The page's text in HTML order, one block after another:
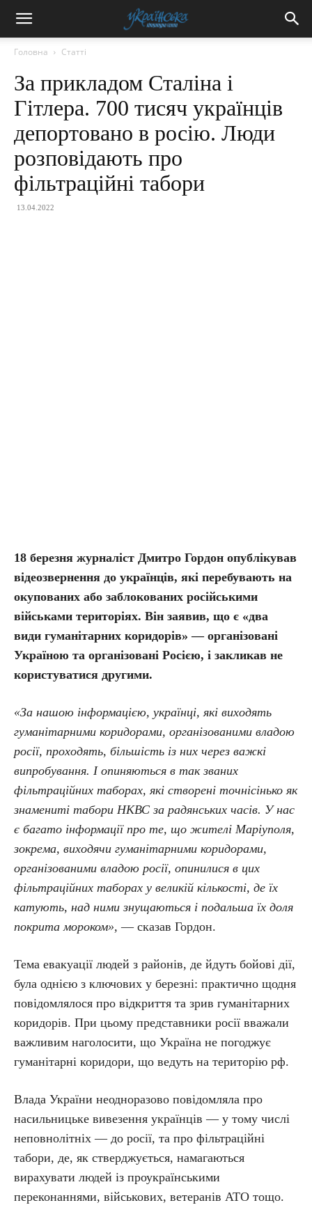
Головна Статті
За прикладом Сталіна і
Гітлера. 700 тисяч українців
депортовано в росію. Люди
розповідають про
фільтраційні табори
13.04.2022
18 березня журналіст Дмитро Гордон опублікував
відеозвернення до українців, які перебувають на
окупованих або заблокованих російськими
військами територіях. Він заявив, що є «два
види гуманітарних коридорів» — організовані
Україною та організовані Росією, і закликав не
користуватися другими.
«За нашою інформацією, українці, які виходять
гуманітарними коридорами, організованими владою
росії, проходять, більшість із них через важкі
випробування. І опиняються в так званих
фільтраційних таборах, які створені точнісінько як
знамениті табори НКВС за радянських часів. У нас
є багато інформації про те, що жителі Маріуполя,
зокрема, виходячи гуманітарними коридорами,
організованими владою росії, опинилися в цих
фільтраційних таборах у великій кількості, де їх
катують, над ними знущаються і подальша їх доля
покрита мороком», — сказав Гордон.
Тема евакуації людей з районів, де йдуть бойові дії,
була однією з ключових у березні: практично щодня
повідомлялося про відкриття та зрив гуманітарних
коридорів. При цьому представники росії вважали
важливим наголосити, що Україна не погоджує
гуманітарні коридори, що ведуть на територію рф.
Влада України неодноразово повідомляла про
насильницьке вивезення українців — у тому числі
неповнолітніх — до росії, та про фільтраційні
табори, де, як стверджується, намагаються
вирахувати людей із проукраїнськими
переконаннями, військових, ветеранів АТО тощо.